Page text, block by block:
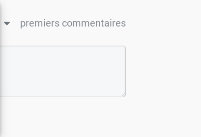
premiers commentaires